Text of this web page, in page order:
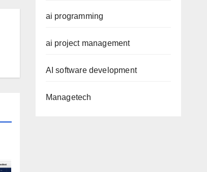
ai programming
ai project management
AI software development
Managetech